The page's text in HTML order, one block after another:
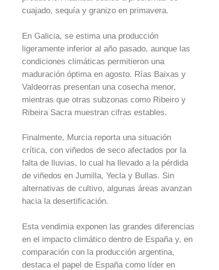
cuajado, sequía y granizo en primavera.
En Galicia, se estima una producción
ligeramente inferior al año pasado, aunque las
condiciones climáticas permitieron una
maduración óptima en agosto. Rías Baixas y
Valdeorras presentan una cosecha menor,
mientras que otras subzonas como Ribeiro y
Ribeira Sacra muestran cifras estables.
Finalmente, Murcia reporta una situación
crítica, con viñedos de seco afectados por la
falta de lluvias, lo cual ha llevado a la pérdida
de viñedos en Jumilla, Yecla y Bullas. Sin
alternativas de cultivo, algunas áreas avanzan
hacia la desertificación.
Esta vendimia exponen las grandes diferencias
en el impacto climático dentro de España y, en
comparación con la producción argentina,
destaca el papel de España como líder en